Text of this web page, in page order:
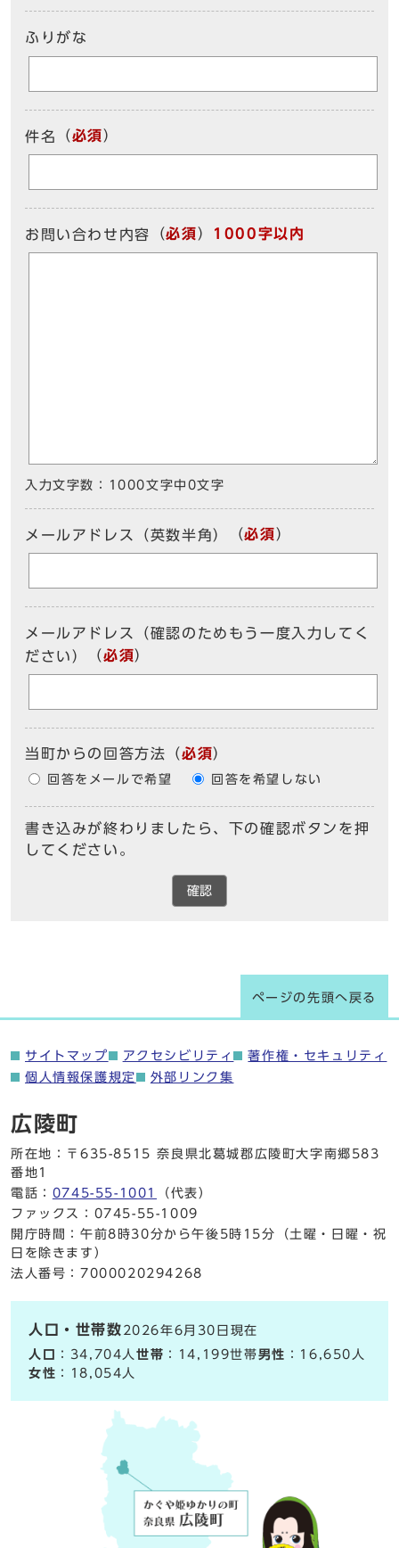
ふりがな
件名 （必須）
お問い合わせ内容 （必須） 1000字以内
入力文字数： 1000文字中 0文字
メールアドレス（英数半角） （必須）
メールアドレス（確認のためもう一度入力してく
ださい）
（必須）
当町からの回答方法 （必須）
回答をメールで希望 回答を希望しない
書き込みが終わりましたら、下の確認ボタンを押
してください。
確認
ページの先頭へ戻る
サイトマップ アクセシビリティ
著作権・セキュリティ
個人情報保護規定
外部リンク集
広陵町
所在地：〒635-8515 奈良県北葛城郡広陵町大字南郷583
番地1
電話： 0745-55-1001
（代表）
ファックス：0745-55-1009
開庁時間：午前8時30分から午後5時15分（土曜・日曜・祝
日を除きます）
法人番号：7000020294268
人口・世帯数 2026年6月30日現在
人口
：34,704人世帯 ：14,199世帯男性 ：16,650人
女性 ：18,054人